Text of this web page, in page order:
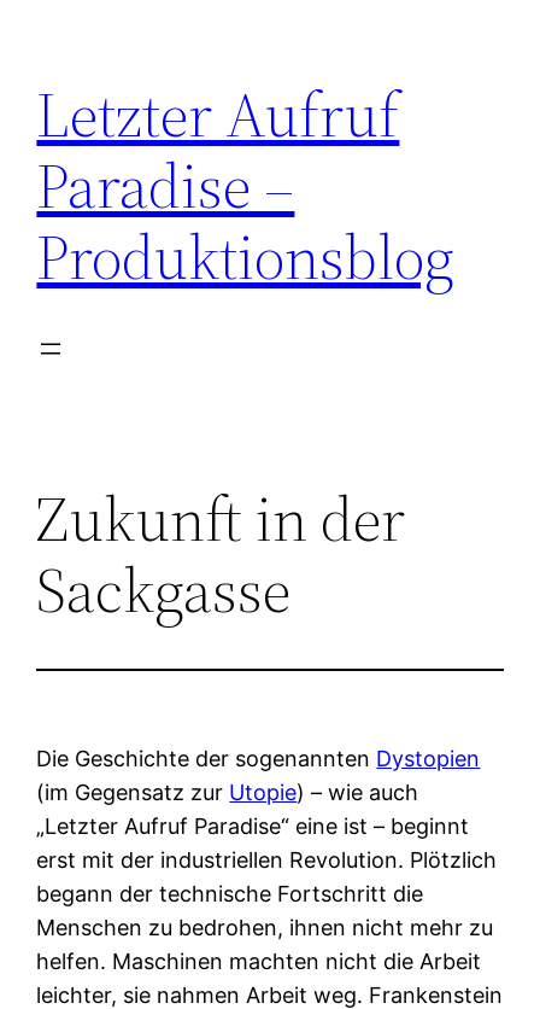
springen
Letzter Aufruf
Paradise –
Produktionsblog
Zukunft in der
Sackgasse
Die Geschichte der sogenannten Dystopien
(im Gegensatz zur Utopie) – wie auch
„Letzter Aufruf Paradise“ eine ist – beginnt
erst mit der industriellen Revolution. Plötzlich
begann der technische Fortschritt die
Menschen zu bedrohen, ihnen nicht mehr zu
helfen. Maschinen machten nicht die Arbeit
leichter, sie nahmen Arbeit weg. Frankenstein